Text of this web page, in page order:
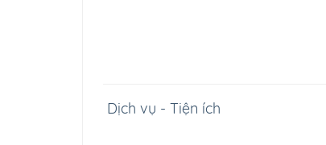
Dịch vụ - Tiện ích